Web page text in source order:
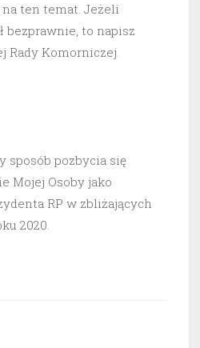
ten temat. Jeżeli
bezprawnie, to napisz
Rady Komorniczej.
sposób pozbycia się
Mojej Osoby jako
RP w zbliżających
2020.